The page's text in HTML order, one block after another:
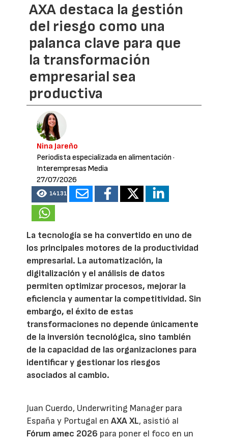
AXA destaca la gestión
del riesgo como una
palanca clave para que
la transformación
empresarial sea
productiva
Nina Jareño
Periodista especializada en alimentación ·
Interempresas Media
27/07/2026
14131
La tecnología se ha convertido en uno de
los principales motores de la productividad
empresarial. La automatización, la
digitalización y el análisis de datos
permiten optimizar procesos, mejorar la
eficiencia y aumentar la competitividad. Sin
embargo, el éxito de estas
transformaciones no depende únicamente
de la inversión tecnológica, sino también
de la capacidad de las organizaciones para
identificar y gestionar los riesgos
asociados al cambio.
Juan Cuerdo, Underwriting Manager para
España y Portugal enAXA XL, asistió al
Fórum amec 2026 para poner el foco en un